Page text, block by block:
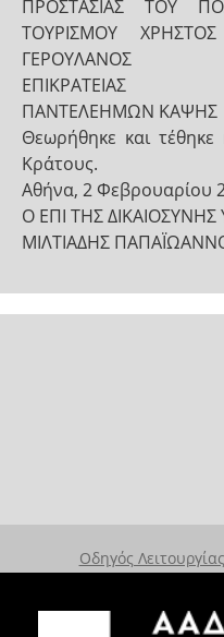
ΠΡΟΣΤΑΣΙΑΣ ΤΟΥ
ΤΟΥΡΙΣΜΟΥ
ΓΕΡΟΥΛΑΝΟΣ
ΕΠΙΚΡΑΤΕΙΑΣ
ΠΑΝΤΕΛΕΗΜΩΝ ΚΑΨΗΣ
Θεωρήθηκε και
Κράτους.
Αθήνα, 2 Φεβρουαρίου
Ο ΕΠΙ ΤΗΣ
ΜΙΛΤΙΑΔΗΣ
Οδηγός Λειτουργίας